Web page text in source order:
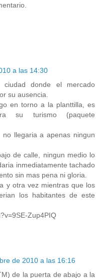
a las 14:30
ciudad donde el mercado
su ausencia.
en torno a la planttilla, es
su turismo (paquete
llegaria a apenas ningun
de calle, ningun medio lo
inmediatamente tachado
sin mas pena ni gloria.
y otra vez mientras que los
los habitantes de este
Zup4PIQ
de 2010 a las 16:16
de la puerta de abajo a la